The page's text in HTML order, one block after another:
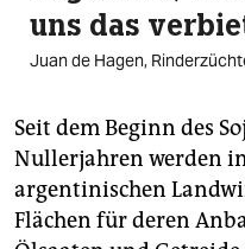
uns das
Juan de Hagen,
Seit dem Beginn des
Nullerjahren werden
argentinischen
Flächen für deren